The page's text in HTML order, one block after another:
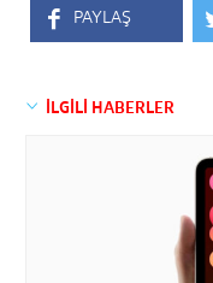
PAYLAŞ
İLGİLİ HABERLER